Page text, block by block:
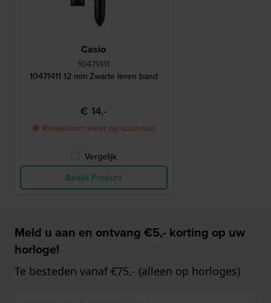
Casio
10471411
10471411 12 mm Zwarte leren band
€ 14,-
● Binnenkort weer op voorraad
Vergelijk
Bekijk Product
Meld u aan en ontvang €5,- korting op uw
horloge!
Te besteden vanaf €75,- (alleen op horloges)